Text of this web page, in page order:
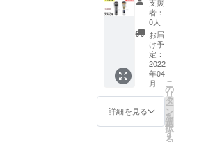
定で
す。
（ご注
文状
況、使
用部材
の供給
状況、
製造工
程上の
す。 ・
一部の
デザイ
ン、仕
様につ
きまし
ては予
告なく
変更に
なる場
バ 2点
ペア超
早割約
30％OF
11,000
円（税
込）
→7,700
円（税
込） 一
般販売
者：
0人
お届
け予
定：
2022
年04
月
詳細を見る
こ
の
リ
タ
ー
ン
を
選
択
す
る